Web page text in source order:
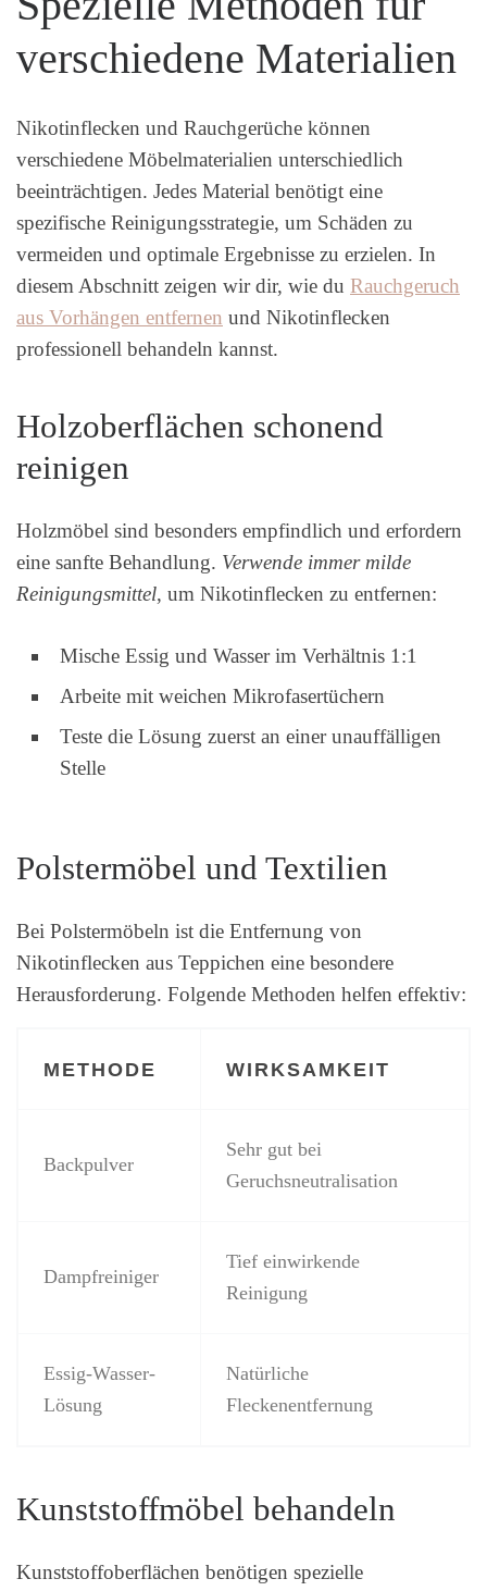
verschiedene Materialien
Nikotinflecken und Rauchgerüche können
verschiedene Möbelmaterialien unterschiedlich
beeinträchtigen. Jedes Material benötigt eine
spezifische Reinigungsstrategie, um Schäden zu
vermeiden und optimale Ergebnisse zu erzielen. In
diesem Abschnitt zeigen wir dir, wie du Rauchgeruch
aus Vorhängen entfernen und Nikotinflecken
professionell behandeln kannst.
Holzoberflächen schonend
reinigen
Holzmöbel sind besonders empfindlich und erfordern
eine sanfte Behandlung. Verwende immer milde
Reinigungsmittel, um Nikotinflecken zu entfernen:
Mische Essig und Wasser im Verhältnis 1:1
Arbeite mit weichen Mikrofasertüchern
Teste die Lösung zuerst an einer unauffälligen
Stelle
Polstermöbel und Textilien
Bei Polstermöbeln ist die Entfernung von
Nikotinflecken aus Teppichen eine besondere
Herausforderung. Folgende Methoden helfen effektiv:
METHODE WIRKSAMKEIT
Backpulver
Sehr gut bei
Geruchsneutralisation
Dampfreiniger
Tief einwirkende
Reinigung
Essig-Wasser-
Lösung
Natürliche
Fleckenentfernung
Kunststoffmöbel behandeln
Kunststoffoberflächen benötigen spezielle